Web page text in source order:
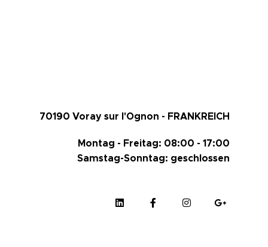
70190 Voray sur l'Ognon - FRANKREICH
Montag - Freitag: 08:00 - 17:00
Samstag-Sonntag: geschlossen